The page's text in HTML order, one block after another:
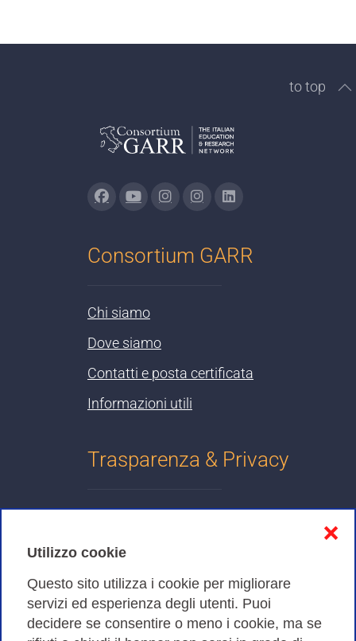
Utilizzo cookie
Questo sito utilizza i cookie per migliorare
servizi ed esperienza degli utenti. Puoi
decidere se consentire o meno i cookie, ma se
❌
to top
Consortium GARR
Chi siamo
Dove siamo
Contatti e posta certificata
Informazioni utili
Trasparenza & Privacy
Cookies Policy
Amministrazione trasparente
Bandi di Gara